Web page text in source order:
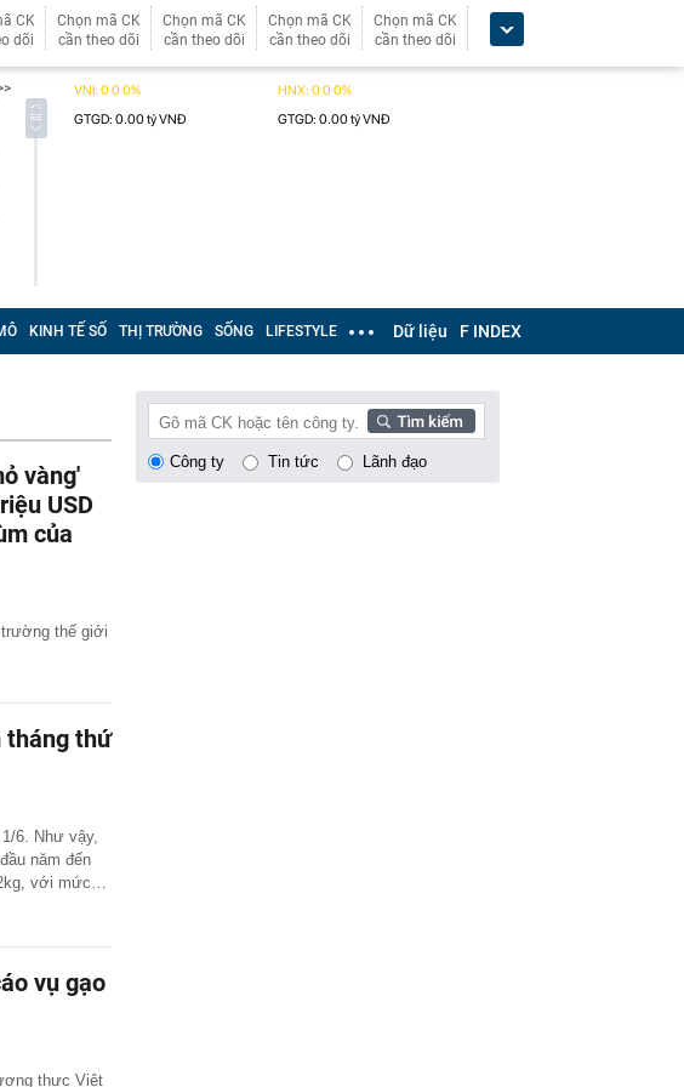
CK
dõi
Chọn mã CK
cần theo dõi
Chọn mã CK
cần theo dõi
Chọn mã CK
cần theo dõi
Chọn mã CK
cần theo dõi
KINH TẾ SỐ THỊ TRƯỜNG SỐNG LIFESTYLE Dữ liệu F INDEX
vàng'
USD
của
thế giới
tháng thứ
6. Như vậy,
năm đến
với mức…
vụ gạo
thực Việt
Công ty Tin tức Lãnh đạo